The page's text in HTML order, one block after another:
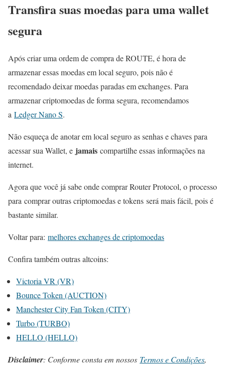
Transfira suas moedas para uma wallet
segura
Após criar uma ordem de compra de ROUTE, é hora de
armazenar essas moedas em local seguro, pois não é
recomendado deixar moedas paradas em exchanges. Para
armazenar criptomoedas de forma segura, recomendamos
a Ledger Nano S.
Não esqueça de anotar em local seguro as senhas e chaves para
acessar sua Wallet, e jamais compartilhe essas informações na
internet.
Agora que você já sabe onde comprar Router Protocol, o processo
para comprar outras criptomoedas e tokens será mais fácil, pois é
bastante similar.
Voltar para: melhores exchanges de criptomoedas
Confira também outras altcoins:
Victoria VR (VR)
Bounce Token (AUCTION)
Manchester City Fan Token (CITY)
Turbo (TURBO)
HELLO (HELLO)
Disclaimer: Conforme consta em nossos Termos e Condições,